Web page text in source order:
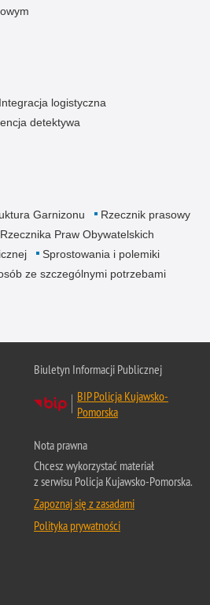
Integracja logistyczna
detektywa
Garnizonu
Rzecznik prasowy
Praw Obywatelskich
Sprostowania i polemiki
ze szczególnymi potrzebami
Biuletyn Informacji Publicznej
BIP Policja Kujawsko-
Pomorska
Nota prawna
Chcesz wykorzystać materiał
z serwisu Policja Kujawsko-Pomorska.
Zapoznaj się z zasadami
Polityka prywatności